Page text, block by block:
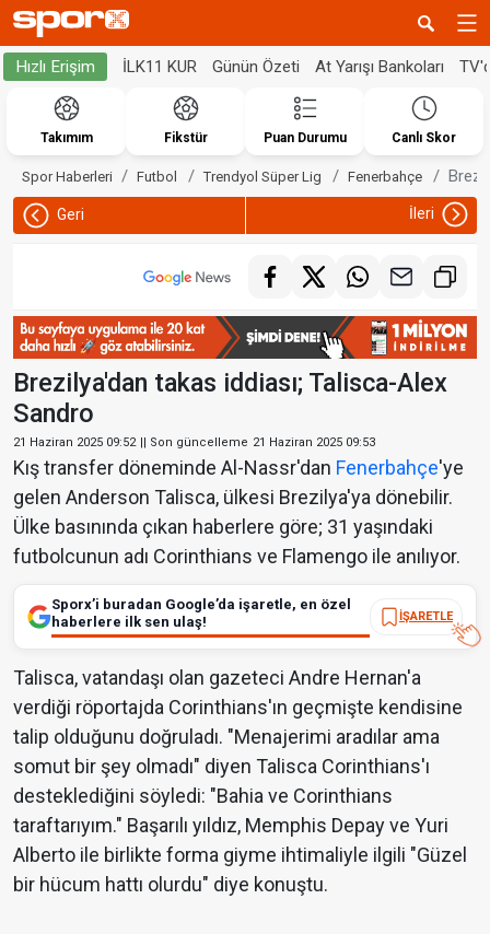
Hızlı Erişim İLK11 KUR Günün Özeti At Yarışı Bankoları
Takımım Fikstür Puan Durumu Canlı Skor
Spor Haberleri Futbol Trendyol Süper Lig Fenerbahçe
Geri İleri
Brezilya'dan takas iddiası; Talisca-Alex
Sandro
21 Haziran 2025 09:52 || Son güncelleme 21 Haziran 2025 09:53
Kış transfer döneminde Al-Nassr'dan Fenerbahçe'ye
gelen Anderson Talisca, ülkesi Brezilya'ya dönebilir.
Ülke basınında çıkan haberlere göre; 31 yaşındaki
futbolcunun adı Corinthians ve Flamengo ile anılıyor.
Sporx’i buradan Google’da işaretle, en özel
haberlere ilk sen ulaş!
İŞARETLE
Talisca, vatandaşı olan gazeteci Andre Hernan'a
verdiği röportajda Corinthians'ın geçmişte kendisine
talip olduğunu doğruladı. "Menajerimi aradılar ama
somut bir şey olmadı" diyen Talisca Corinthians'ı
desteklediğini söyledi: "Bahia ve Corinthians
taraftarıyım." Başarılı yıldız, Memphis Depay ve Yuri
Alberto ile birlikte forma giyme ihtimaliyle ilgili "Güzel
bir hücum hattı olurdu" diye konuştu.